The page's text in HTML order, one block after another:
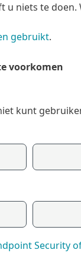
niets te
gebruikt.
voorkomen
kunt
Security